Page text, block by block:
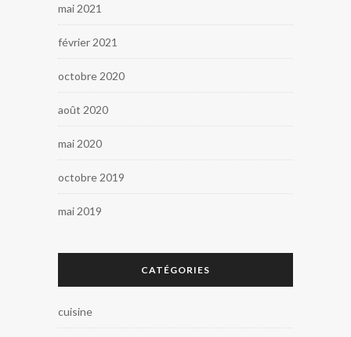
mai 2021
février 2021
octobre 2020
août 2020
mai 2020
octobre 2019
mai 2019
CATÉGORIES
cuisine